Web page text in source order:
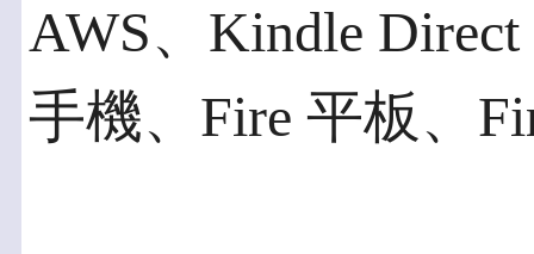
AWS、Kindle
手機、Fire 平板、